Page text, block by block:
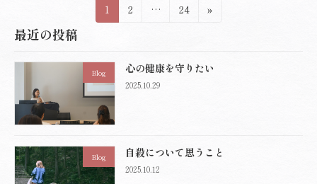
稿
ー
ジ
送
り
固
定
ジ
1
固
ジ
2 …
固
ジ
24 »
最近の投稿
Blog 心の健康を守りたい
2025.10.29
Blog 自殺について思うこと
2025.10.12